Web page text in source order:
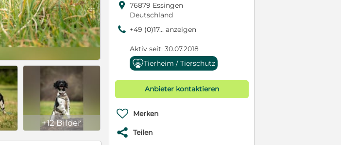
+12 Bilder
 76879 Essingen
Deutschland
9 +49 (0)17... anzeigen
Aktiv seit: 30.07.2018
Tierheim / Tierschutz
Anbieter kontaktieren
 Merken
 Teilen